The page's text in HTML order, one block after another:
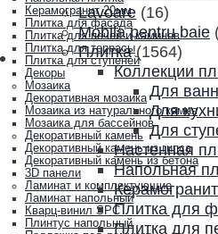
Керамогранит 20мм
Плитка для фасада
Плитка для печей и каминов
Плитка для террасы
Плитка для ступеней
Декоры
Мозаика
Декоративная мозаика
Мозаика из натурального камня
Мозаика для бассейнов
Декоративный камень
Декоративный камень из гипса
Декоративный камень из бетона
3D панели
Ламинат и комплектующие
Ламинат напольный
Кварц-винил SPC
Плинтус напольный
Lavoare (16)
Mobila pentru baie
Плитка (1564)
Коллекции
Для
Для
Для
Настенная
Напольная
Плитка для
Плитка для